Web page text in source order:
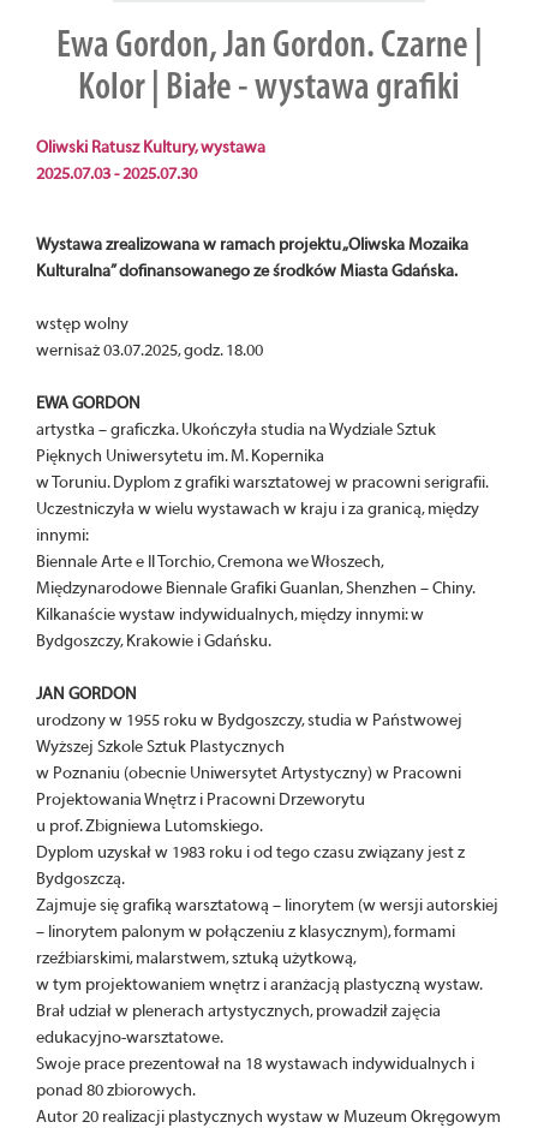
Ewa Gordon, Jan Gordon. Czarne |
Kolor | Białe - wystawa grafiki
Oliwski Ratusz Kultury, wystawa
2025.07.03 - 2025.07.30
Wystawa zrealizowana w ramach projektu „Oliwska Mozaika
Kulturalna” dofinansowanego ze środków Miasta Gdańska.
wstęp wolny
wernisaż 03.07.2025, godz. 18.00
EWA GORDON
artystka – graficzka. Ukończyła studia na Wydziale Sztuk
Pięknych Uniwersytetu im. M. Kopernika
w Toruniu. Dyplom z grafiki warsztatowej w pracowni serigrafii.
Uczestniczyła w wielu wystawach w kraju i za granicą, między
innymi:
Biennale Arte e Il Torchio, Cremona we Włoszech,
Międzynarodowe Biennale Grafiki Guanlan, Shenzhen – Chiny.
Kilkanaście wystaw indywidualnych, między innymi: w
Bydgoszczy, Krakowie i Gdańsku.
JAN GORDON
urodzony w 1955 roku w Bydgoszczy, studia w Państwowej
Wyższej Szkole Sztuk Plastycznych
w Poznaniu (obecnie Uniwersytet Artystyczny) w Pracowni
Projektowania Wnętrz i Pracowni Drzeworytu
u prof. Zbigniewa Lutomskiego.
Dyplom uzyskał w 1983 roku i od tego czasu związany jest z
Bydgoszczą.
Zajmuje się grafiką warsztatową – linorytem (w wersji autorskiej
– linorytem palonym w połączeniu z klasycznym), formami
rzeźbiarskimi, malarstwem, sztuką użytkową,
w tym projektowaniem wnętrz i aranżacją plastyczną wystaw.
Brał udział w plenerach artystycznych, prowadził zajęcia
edukacyjno-warsztatowe.
Swoje prace prezentował na 18 wystawach indywidualnych i
ponad 80 zbiorowych.
Autor 20 realizacji plastycznych wystaw w Muzeum Okręgowym